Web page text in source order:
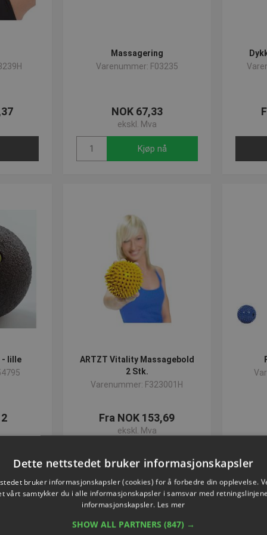
Massagering
Varenummer: F03235
NOK 67,33
ekskl. Mva
Kjøp nå
- lille
ARTZT Vitality Massagebold
2 Stk.
Varenummer: F323001H
Fra NOK 153,69
ekskl. Mva
Dette nettstedet bruker informasjonskapsler
bruker informasjonskapsler (cookies) for å forbedre din opplevelse.
vårt samtykker du i alle informasjonskapsler i samsvar med
informasjonskapsler. Les mer
SHOW ALL PARTNERS (847) →